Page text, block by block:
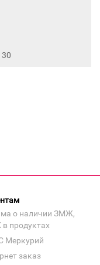
о наличии ЗМЖ,
продуктах
Меркурий
заказ